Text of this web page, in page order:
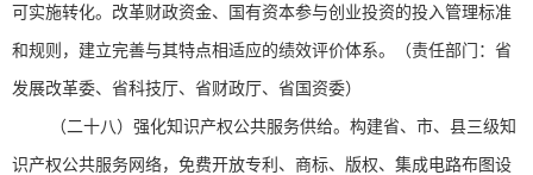
可实施转化。改革财政资金、国有资本参与创业投资的投入管理标准
和规则，建立完善与其特点相适应的绩效评价体系。（责任部门：省
发展改革委、省科技厅、省财政厅、省国资委）
（二十八）强化知识产权公共服务供给。构建省、市、县三级知
识产权公共服务网络，免费开放专利、商标、版权、集成电路布图设